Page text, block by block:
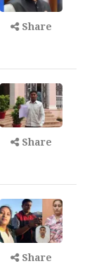
Share
Share
Share